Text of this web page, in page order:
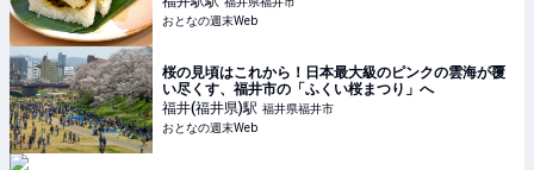
おとなの週末Web
桜の見頃はこれから！日本最大級のピンクの雲海が覆
い尽くす、福井市の「ふくい桜まつり」へ
福井(福井県)駅 福井県福井市
おとなの週末Web